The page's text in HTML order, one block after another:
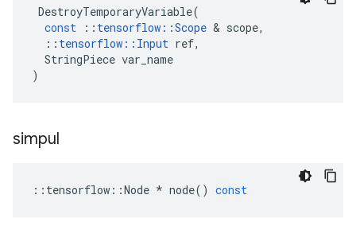
DestroyTemporaryVariable(
const
:: tensorflow ::Scope & scope,
:: tensorflow :: Input ref,
StringPiece var_name
)
simpul
:: tensorflow ::Node * node() const